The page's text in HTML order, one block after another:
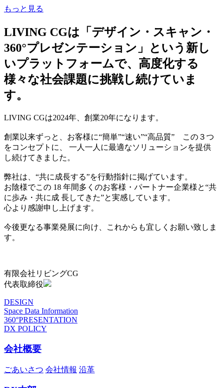
もっと見る
LIVING CGは「デザイン・スキャン・
360°プレゼンテーション」という新し
いプラットフォームで、高度化する
様々な社会課題に挑戦し続けていま
す。
LIVING CGは2024年、創業20年になります。
創業以来ずっと、お客様に“簡単”“速い”“高品質” この３つ
をコンセプトに、 一人一人に最適なソリューションを提供
し続けてきました。
弊社は、“共に成長する”を行動指針に掲げています。
お陰様でこの 18 年間多くのお客様・パートナー企業様と“共
に歩み・共に成 長してきた”と実感しています。
心より感謝申し上げます。
今後更なる事業発展に向け、これからも宜しくお願い致しま
す。
有限会社リビングCG
代表取締役
DESIGN
Space Data Information
360°PRESENTATION
DX POLICY
会社概要
ごあいさつ 会社情報 沿革